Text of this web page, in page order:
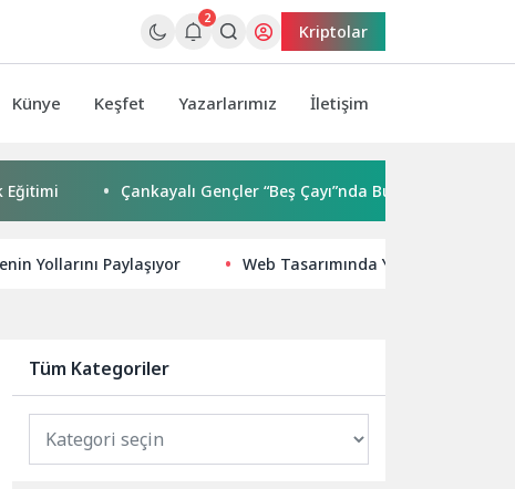
2
Kriptolar
Künye Keşfet Yazarlarımız İletişim
Çankayalı Gençler “Beş Çayı”nda Buluşuyor
Yollarını Paylaşıyor Web Tasarımında Yükselin: SEO
Tüm Kategoriler